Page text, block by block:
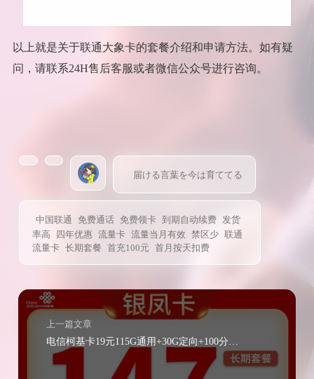
以上就是关于联通大象卡的套餐介绍和申请方法。如有疑
问，请联系24H售后客服或者微信公众号进行咨询。
届ける言葉を今は育ててる
中国联通 免费通话 免费领卡 到期自动续费 发货
率高
四年优惠 流量卡 流量当月有效 禁区少 联通
流量卡 长期套餐 首充100元 首月按天扣费
上一篇文章